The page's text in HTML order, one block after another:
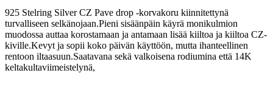
925 Stelring Silver CZ Pave drop -korvakoru kiinnitettynä
turvalliseen selkänojaan.Pieni sisäänpäin käyrä monikulmion
muodossa auttaa korostamaan ja antamaan lisää kiiltoa ja kiiltoa CZ-
kiville.Kevyt ja sopii koko päivän käyttöön, mutta ihanteellinen
rentoon iltaasuun.Saatavana sekä valkoisena rodiumina että 14K
keltakultaviimeistelynä,